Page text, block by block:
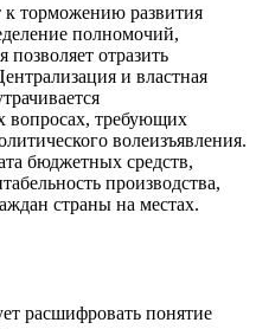
к торможению развития
полномочий,
отразить
и властная
вопросах, требующих
волеизъявления.
бюджетных средств,
производства,
страны на местах.
расшифровать понятие